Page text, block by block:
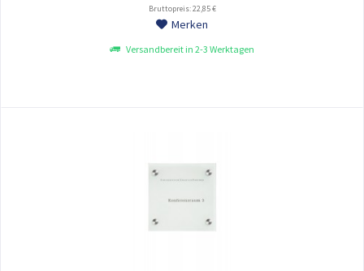
Bruttopreis: 22,85 €
Merken
Versandbereit in 2-3 Werktagen